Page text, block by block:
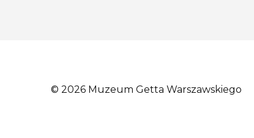
© 2026 Muzeum Getta Warszawskiego